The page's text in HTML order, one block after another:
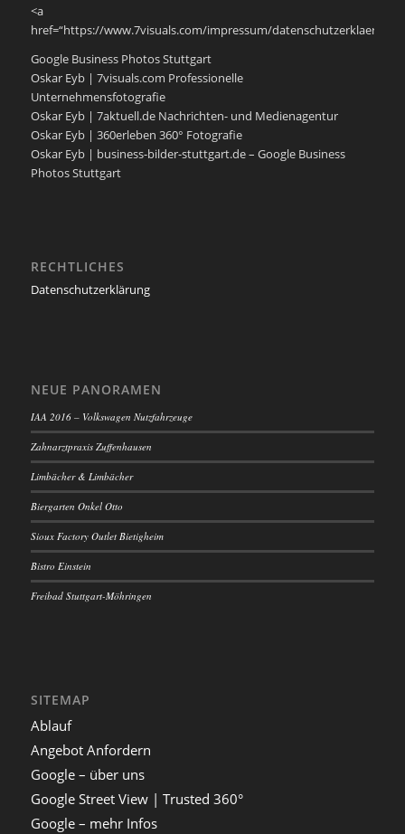
<a
href=“https://www.7visuals.com/impressum/datenschutzerklaerung/
Google Business Photos Stuttgart
Oskar Eyb | 7visuals.com Professionelle
Unternehmensfotografie
Oskar Eyb | 7aktuell.de Nachrichten- und Medienagentur
Oskar Eyb | 360erleben 360° Fotografie
Oskar Eyb | business-bilder-stuttgart.de – Google Business
Photos Stuttgart
RECHTLICHES
Datenschutzerklärung
NEUE PANORAMEN
IAA 2016 – Volkswagen Nutzfahrzeuge
Zahnarztpraxis Zuffenhausen
Limbächer & Limbächer
Biergarten Onkel Otto
Sioux Factory Outlet Bietigheim
Bistro Einstein
Freibad Stuttgart-Möhringen
SITEMAP
Ablauf
Angebot Anfordern
Google – über uns
Google Street View | Trusted 360°
Google – mehr Infos